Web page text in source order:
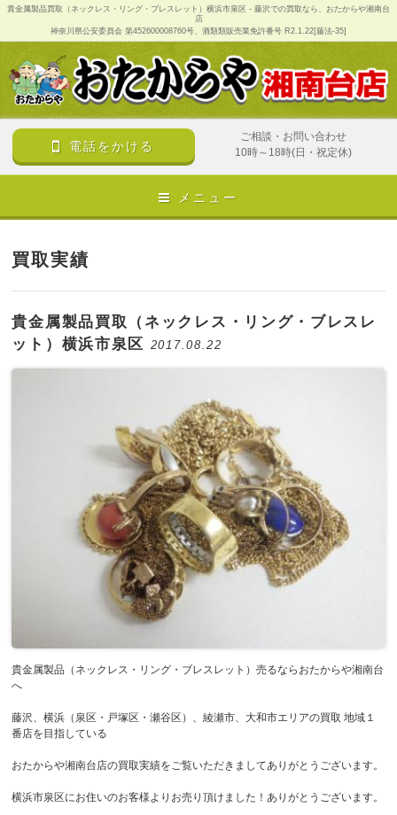
貴金属製品買取（ネックレス・リング・ブレスレット）横浜市泉区 - 藤沢での買取なら、おたからや湘南台
店
神奈川県公安委員会 第452600008760号、酒類類販売業免許番号 R2.1.22[藤法-35]
電話をかける
ご相談・お問い合わせ
10時～18時(日・祝定休)
メニュー
買取実績
貴金属製品買取（ネックレス・リング・ブレスレ
ット）横浜市泉区 2017.08.22
貴金属製品（ネックレス・リング・ブレスレット）売るならおたからや湘南台
へ
藤沢、横浜（泉区・戸塚区・瀬谷区）、綾瀬市、大和市エリアの買取 地域１
番店を目指している
おたからや湘南台店の買取実績をご覧いただきましてありがとうございます。
横浜市泉区にお住いのお客様よりお売り頂けました！ありがとうございます。